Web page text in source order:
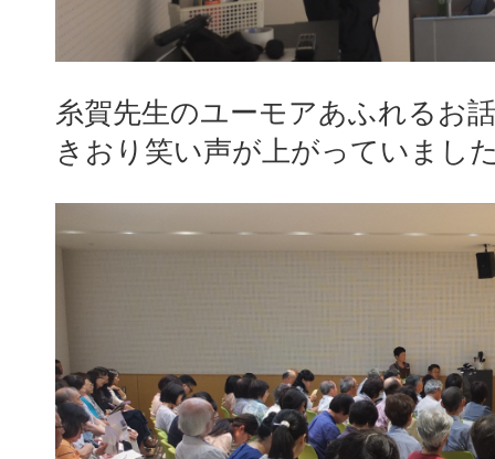
糸賀先生のユーモアあふれるお
きおり笑い声が上がっていまし